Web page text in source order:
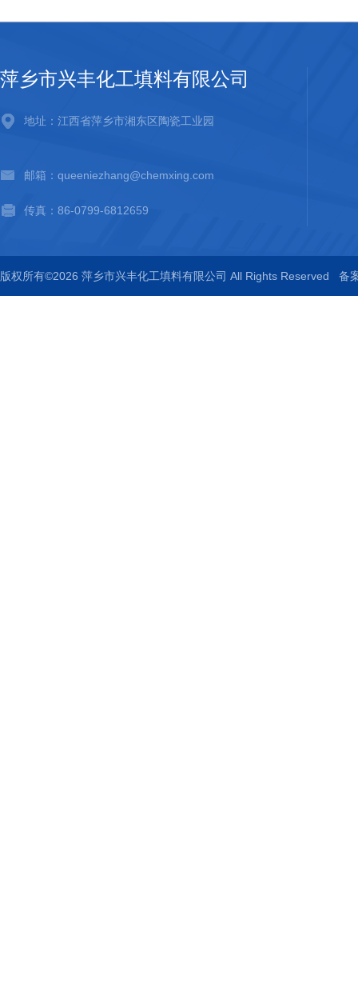
萍乡市兴丰化工填料有限公司
地址：江西省萍乡市湘东区陶瓷工业园
邮箱：queeniezhang@chemxing.com
传真：86-0799-6812659
版权所有©2026 萍乡市兴丰化工填料有限公司 All Rights Reserved 备